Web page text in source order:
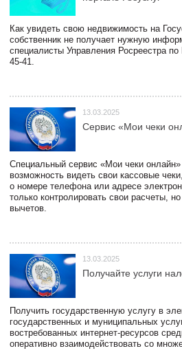
Как увидеть свою недвижимость на
собственник не получает нужную
специалисты Управления Росреестра
45-41.
13.03.2025
Сервис «Мои чеки
Специальный сервис «Мои чеки
возможность видеть свои кассовые
о номере телефона или адресе
только контролировать свои расчеты,
вычетов.
13.03.2025
Получайте услуги
Получить государственную услугу в
государственных и муниципальных
востребованных интернет-ресурсов
оперативно взаимодействовать со